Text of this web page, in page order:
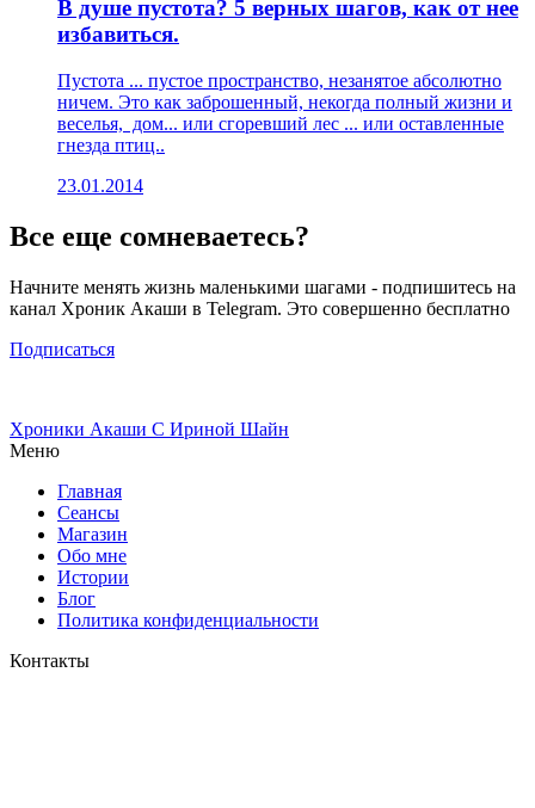
В душе пустота? 5 верных шагов, как от нее
избавиться.
Пустота ... пустое пространство, незанятое абсолютно
ничем. Это как заброшенный, некогда полный жизни и
веселья, дом... или сгоревший лес ... или оставленные
гнезда птиц..
23.01.2014
Все еще сомневаетесь?
Начните менять жизнь маленькими шагами - подпишитесь на
канал Хроник Акаши в Telegram. Это совершенно бесплатно
Подписаться
Хроники Акаши С Ириной Шайн
Меню
Главная
Сеансы
Магазин
Обо мне
Истории
Блог
Политика конфиденциальности
Контакты